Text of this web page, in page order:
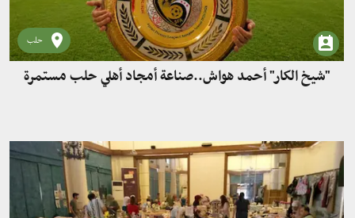
حلب
"شيخ الكار" أحمد هواش..صناعة أمجاد أهلي حلب مستمرة